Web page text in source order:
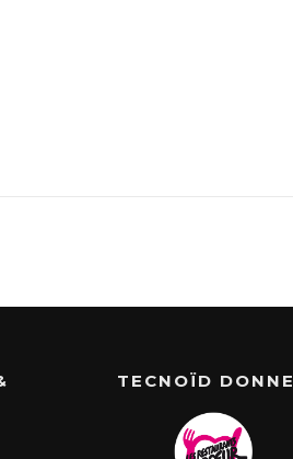
TECNOÏD DONNE